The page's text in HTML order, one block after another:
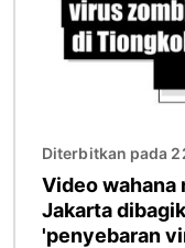
Diterbitkan pada
Video wahana
Jakarta
'penyebaran